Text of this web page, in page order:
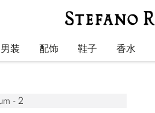
男装 配饰 鞋子 香水